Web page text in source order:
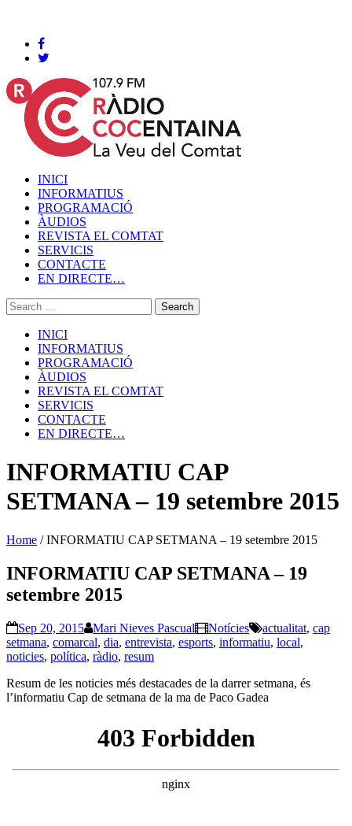
INICI
INFORMATIUS
PROGRAMACIÓ
ÀUDIOS
REVISTA EL COMTAT
SERVICIS
CONTACTE
EN DIRECTE…
INICI
INFORMATIUS
PROGRAMACIÓ
ÀUDIOS
REVISTA EL COMTAT
SERVICIS
CONTACTE
EN DIRECTE…
INFORMATIU CAP
SETMANA – 19 setembre 2015
Home /INFORMATIU CAP SETMANA – 19 setembre 2015
INFORMATIU CAP SETMANA – 19
setembre 2015
Sep 20, 2015 Mari Nieves Pascual Notícies actualitat, cap
setmana, comarcal, dia, entrevista, esports, informatiu, local,
noticies, política, ràdio, resum
Resum de les noticies més destacades de la darrer setmana, és
l’informatiu Cap de setmana de la ma de Paco Gadea